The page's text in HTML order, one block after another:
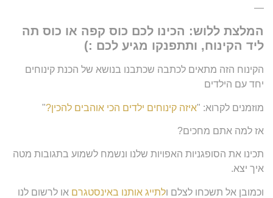
—
המלצת ללוש: הכינו לכם כוס קפה או כוס תה
ליד הקינוח, ותתפנקו מגיע לכם :)
הקינוח הזה מתאים לכתבה שכתבנו בנושא של הכנת קינוחים
יחד עם הילדים
מוזמנים לקרוא: "איזה קינוחים ילדים הכי אוהבים להכין?"
אז למה אתם מחכים?
תכינו את הסופגניות האפויות שלנו ונשמח לשמוע בתגובות מטה
איך יצא.
וכמובן אל תשכחו לצלם ולתייג אותנו באינסטגרם או לרשום לנו